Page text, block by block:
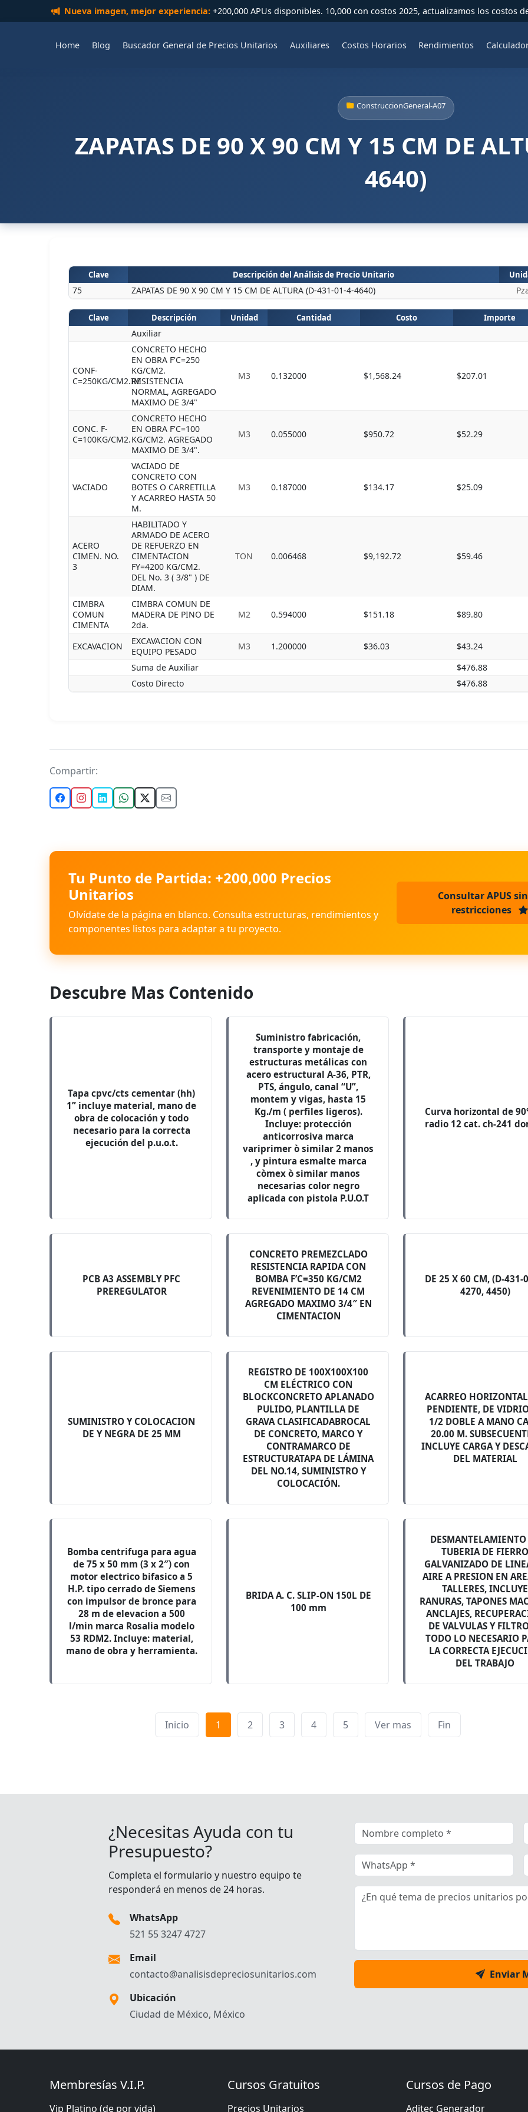
Nueva imagen, mejor experiencia:+200,000 APUs disponibles. 10,000 con costos 2025, actualizamos los costos
Home Blog Buscador General de Precios Unitarios Auxiliares Costos Horarios Rendimientos
ConstruccionGeneral-A07
ZAPATAS DE 90 X 90 CM Y 15 CM DE
4640)
Clave Descripción del Análisis de Precio Unitario
75 ZAPATAS DE 90 X 90 CM Y 15 CM DE ALTURA (D-431-01-4-4640)
Clave Descripción Unidad Cantidad Costo Importe
Auxiliar
CONF-
C=250KG/CM2.IM
CONCRETO HECHO
EN OBRA F'C=250
KG/CM2.
RESISTENCIA
NORMAL, AGREGADO
MAXIMO DE 3/4"
M3 0.132000 $1,568.24 $207.01
CONC. F-
C=100KG/CM2.
CONCRETO HECHO
EN OBRA F'C=100
KG/CM2. AGREGADO
MAXIMO DE 3/4".
M3 0.055000 $950.72 $52.29
VACIADO
VACIADO DE
CONCRETO CON
BOTES O CARRETILLA
Y ACARREO HASTA 50
M.
M3 0.187000 $134.17 $25.09
ACERO
CIMEN. NO.
3
HABILITADO Y
ARMADO DE ACERO
DE REFUERZO EN
CIMENTACION
FY=4200 KG/CM2.
DEL No. 3 ( 3/8" ) DE
DIAM.
TON 0.006468 $9,192.72 $59.46
CIMBRA
COMUN
CIMENTA
CIMBRA COMUN DE
MADERA DE PINO DE
2da.
M2 0.594000 $151.18 $89.80
EXCAVACION
EXCAVACION CON
EQUIPO PESADO
M3 1.200000 $36.03
$43.24
Suma de Auxiliar
$476.88
Costo Directo
$476.88
Compartir:
Tu Punto de Partida: +200,000 Precios
Unitarios
Olvídate de la página en blanco. Consulta estructuras, rendimientos y
componentes listos para adaptar a tu proyecto.
Consultar APUS sin
restricciones
Descubre Mas Contenido
Tapa cpvc/cts cementar (hh)
1” incluye material, mano de
obra de colocación y todo
necesario para la correcta
ejecución del p.u.o.t.
Suministro fabricación,
transporte y montaje de
estructuras metálicas con
acero estructural A-36, PTR,
PTS, ángulo, canal “U”,
montem y vigas, hasta 15
Kg./m ( perfiles ligeros).
Incluye: protección
anticorrosiva marca
variprimer ò similar 2 manos
, y pintura esmalte marca
còmex ò similar manos
necesarias color negro
aplicada con pistola P.U.O.T
Curva horizontal de
radio 12 cat. ch-241
PCB A3 ASSEMBLY PFC
PREREGULATOR
CONCRETO PREMEZCLADO
RESISTENCIA RAPIDA CON
BOMBA F’C=350 KG/CM2
REVENIMIENTO DE 14 CM
AGREGADO MAXIMO 3/4″ EN
CIMENTACION
DE 25 X 60 CM, (D-431-
4270, 4450)
SUMINISTRO Y COLOCACION
DE Y NEGRA DE 25 MM
REGISTRO DE 100X100X100
CM ELÉCTRICO CON
BLOCKCONCRETO APLANADO
PULIDO, PLANTILLA DE
GRAVA CLASIFICADABROCAL
DE CONCRETO, MARCO Y
CONTRAMARCO DE
ESTRUCTURATAPA DE LÁMINA
DEL NO.14, SUMINISTRO Y
COLOCACIÓN.
ACARREO
PENDIENTE, DE
1/2 DOBLE A MANO
20.00 M.
INCLUYE CARGA Y
DEL MATERIAL
Bomba centrifuga para agua
de 75 x 50 mm (3 x 2″) con
motor electrico bifasico a 5
H.P. tipo cerrado de Siemens
con impulsor de bronce para
28 m de elevacion a 500
l/min marca Rosalia modelo
53 RDM2. Incluye: material,
mano de obra y herramienta.
BRIDA A. C. SLIP-ON 150L DE
100 mm
DESMANTELAMIENTO
TUBERIA DE FIERRO
GALVANIZADO DE
AIRE A PRESION EN
TALLERES, INCLUYE
RANURAS, TAPONES
ANCLAJES,
DE VALVULAS Y
TODO LO NECESARIO
LA CORRECTA
DEL TRABAJO
Inicio 1 2 3 4 5 Ver mas Fin
¿Necesitas Ayuda con tu
Presupuesto?
Completa el formulario y nuestro equipo te
responderá en menos de 24 horas.
WhatsApp
521 55 3247 4727
Email
contacto@analisisdepreciosunitarios.com
Ubicación
Ciudad de México, México
Enviar
Membresías V.I.P.
Vip Platino (de por vida)
Cursos Gratuitos
Precios Unitarios
Cursos de Pago
Aditec Generador